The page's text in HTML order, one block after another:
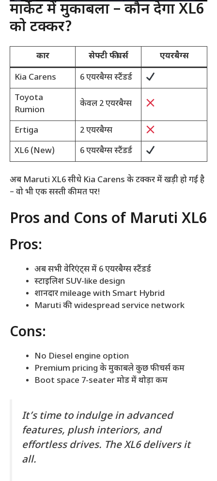
मार्केट में मुकाबला – कौन देगा XL6
को टक्कर?
कार सेफ्टी फीचर्स
एयरबैग्स
Kia Carens
6 एयरबैग्स स्टैंडर्ड
Toyota
Rumion
केवल 2 एयरबैग्स
Ertiga
2 एयरबैग्स
XL6 (New)
6 एयरबैग्स स्टैंडर्ड
अब Maruti XL6 सीधे Kia Carens के टक्कर में खड़ी हो गई है
– वो भी एक सस्ती कीमत पर!
Pros and Cons of Maruti XL6
Pros:
अब सभी वेरिएंट्स में 6 एयरबैग्स स्टैंडर्ड
स्टाइलिश SUV-like design
शानदार mileage with Smart Hybrid
Maruti की widespread service network
Cons:
No Diesel engine option
Premium pricing के मुकाबले कुछ फीचर्स कम
Boot space 7-seater मोड में थोड़ा कम
It’s time to indulge in advanced
features, plush interiors, and
effortless drives. The XL6 delivers it
all.